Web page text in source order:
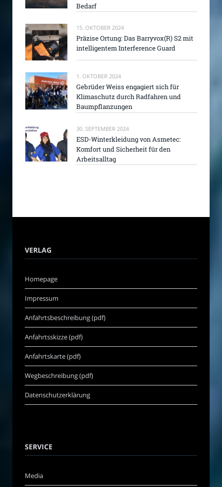
Bedarf
15. OKTOBER 2024
Präzise Ortung: Das Barryvox(R) S2 mit
intelligentem Interference Guard
1. OKTOBER 2024
Gebrüder Weiss engagiert sich für
Klimaschutz durch Radfahren und
Baumpflanzungen
30. SEPTEMBER 2024
ESD-Winterkleidung von Asmetec:
Komfort und Sicherheit für den
Arbeitsalltag
VERLAG
Homepage
Impressum
Anfahrtsbeschreibung (pdf)
Anfahrtsskizze (pdf)
Anfahrtskarte (pdf)
Wegbeschreibung (pdf)
Datenschutzerklärung
SERVICE
Media